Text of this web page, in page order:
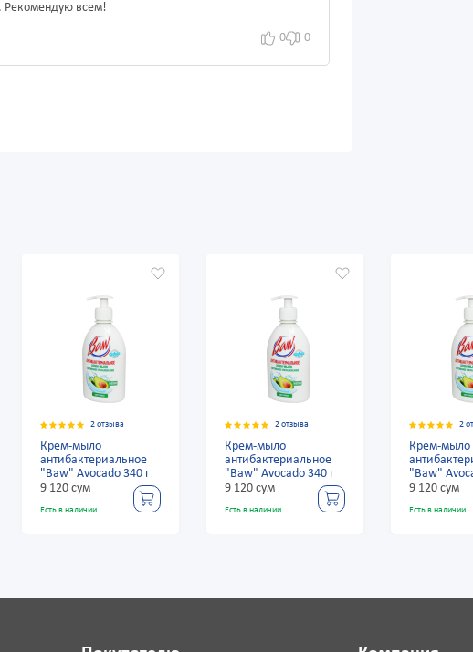
Рекомендую всем!
0 0
2 отзыва
Крем-мыло
антибактериальное
"Baw" Avocado 340 г
9 120 сум
Есть в наличии
2 отзыва
Крем-мыло
антибактериальное
"Baw" Avocado 340 г
9 120 сум
Есть в наличии
2
Крем-мыло
"Baw"
9 120 сум
Есть в наличии